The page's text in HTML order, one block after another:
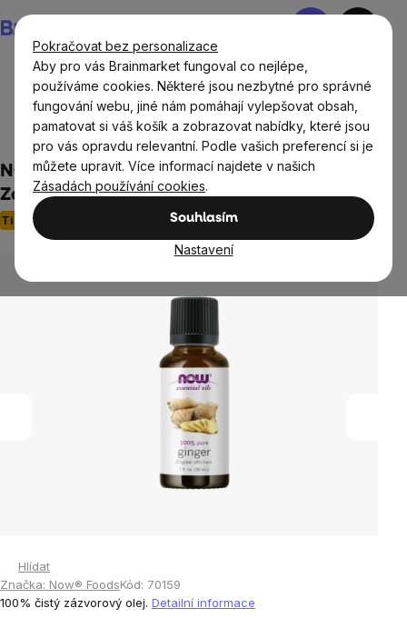
Pokračovat bez personalizace
Aby pro vás Brainmarket fungoval co nejlépe,
používáme cookies. Některé jsou nezbytné pro správné
fungování webu, jiné nám pomáhají vylepšovat obsah,
pamatovat si váš košík a zobrazovat nabídky, které jsou
pro vás opravdu relevantní. Podle vašich preferencí si je
můžete upravit. Více informací najdete v našich
Zásadách používání cookies.
Souhlasím
Nastavení
na
obsah
Nákupní
Domov Aromaterapie
Éterické a esenciální vonné
oleje
NOW Essential Oil, Ginger oil (éterický olej
Zázvor), 30 ml
Tip
Průměrné
je
0,0
Neohodnoceno
Hlídat
Značka: Now® FoodsKód: 70159
100% čistý zázvorový olej. Detailní informace